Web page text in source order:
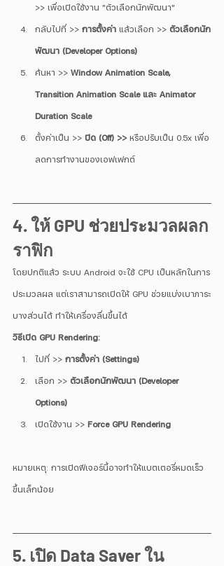
>> เพื่อเปิดใช้งาน "ตัวเลือกนักพัฒนา"
กลับไปที่ >> การตั้งค่า แล้วเลือก >> ตัวเลือกนัก
พัฒนา (Developer Options)
ค้นหา >> Window Animation Scale,
Transition Animation Scale และ Animator
Duration Scale
ตั้งค่าเป็น >> ปิด (Off) >> หรือปรับเป็น 0.5x เพื่อ
ลดการทำงานของเอฟเฟกต์
4. ให้ GPU ช่วยประมวลผลก
ราฟิก
โดยปกติแล้ว ระบบ Android จะใช้ CPU เป็นหลักในการ
ประมวลผล แต่เราสามารถเปิดให้ GPU ช่วยแบ่งเบาภาระ
บางส่วนได้ ทำให้เครื่องลื่นขึ้นได้
วิธีเปิด GPU Rendering:
ไปที่ >> การตั้งค่า (Settings)
เลือก >> ตัวเลือกนักพัฒนา (Developer
Options)
เปิดใช้งาน >> Force GPU Rendering
หมายเหตุ: การเปิดฟีเจอร์นี้อาจทำให้แบตเตอรี่หมดเร็ว
ขึ้นเล็กน้อย
5. เปิด Data Saver ใน